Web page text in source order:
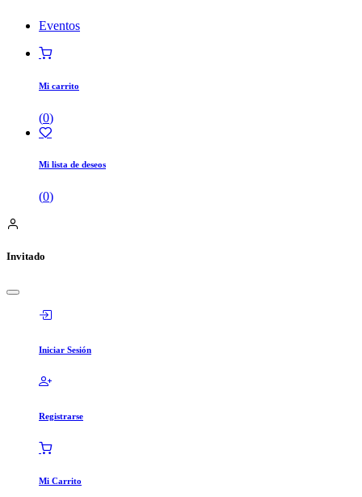
Eventos
Mi carrito
(0)
Mi lista de deseos
(0)
Invitado
Iniciar Sesión
Registrarse
Mi Carrito